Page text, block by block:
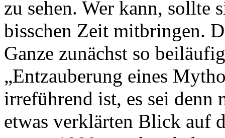
zu sehen. Wer kann, sollte
bisschen Zeit mitbringen.
Ganze zunächst so
„Entzauberung eines
irreführend ist, es sei denn
etwas verklärten Blick auf